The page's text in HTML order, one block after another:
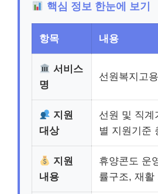
핵심 정보 한눈에 보기
항목 내용
서비스
명
선원복지고
지원
대상
선원 및 직계
별 지원기준
지원
내용
휴양콘도 운
률구조, 재활